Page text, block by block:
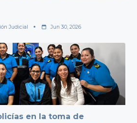
Judicial Jun 30, 2026
en la toma de